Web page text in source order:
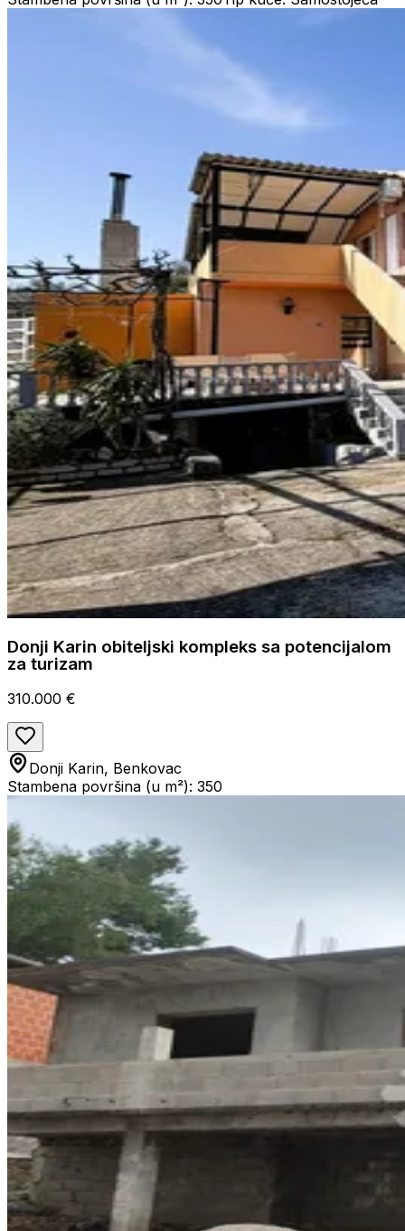
Donji Karin obiteljski kompleks sa potencijalom
za turizam
310.000 €
Donji Karin, Benkovac
Stambena površina (u m²): 350